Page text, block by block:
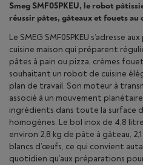
Smeg SMF05PKEU, le robot
réussir pâtes, gâteaux et fouets au
Le SMEG SMF05PKEU s’adresse
cuisine maison qui préparent
pâtes à pain ou pizza, crèmes
souhaitant un robot de cuisine
plan de travail. Son moteur à
associé à un mouvement
ingrédients dans toute la surface
homogènes. Le bol inox de 4,8
environ 2,8 kg de pâte à gâteau,
blancs d’œufs, ce qui convient
quotidien qu’aux préparations